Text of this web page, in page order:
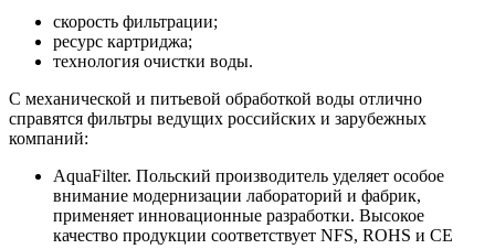
скорость фильтрации;
ресурс картриджа;
технология очистки воды.
С механической и питьевой обработкой воды отлично
справятся фильтры ведущих российских и зарубежных
компаний:
AquaFilter. Польский производитель уделяет особое
внимание модернизации лабораторий и фабрик,
применяет инновационные разработки. Высокое
качество продукции соответствует NFS, ROHS и СЕ